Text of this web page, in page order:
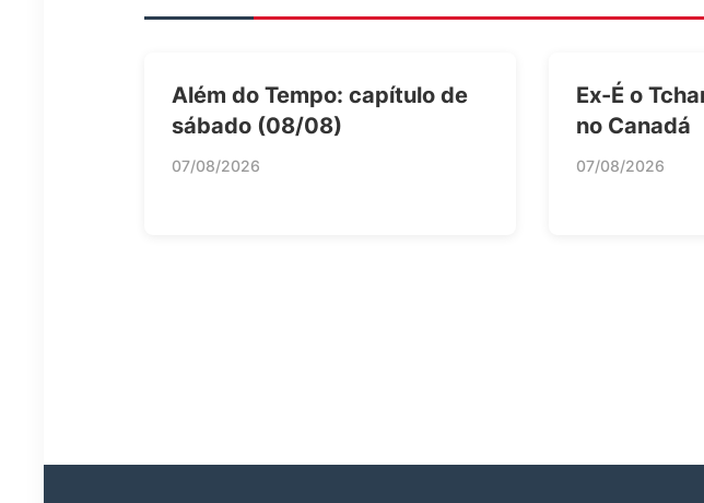
Além do Tempo: capítulo de
sábado (08/08)
07/08/2026
Ex-É o
no Canadá
07/08/2026